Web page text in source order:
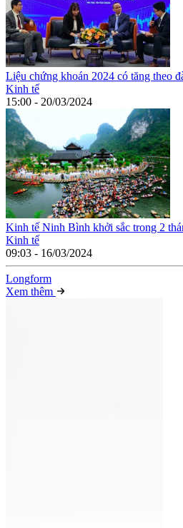
Liệu chứng khoán 2024 có tăng theo
Kinh tế
15:00 - 20/03/2024
Kinh tế Ninh Bình khởi sắc trong 2
Kinh tế
09:03 - 16/03/2024
Longform
Xem thêm